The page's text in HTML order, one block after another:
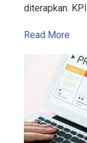
diterapkan.
Read More